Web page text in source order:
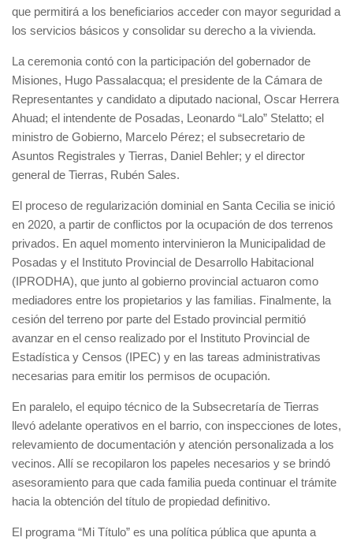
que permitirá a los beneficiarios acceder con mayor seguridad a
los servicios básicos y consolidar su derecho a la vivienda.
La ceremonia contó con la participación del gobernador de
Misiones, Hugo Passalacqua; el presidente de la Cámara de
Representantes y candidato a diputado nacional, Oscar Herrera
Ahuad; el intendente de Posadas, Leonardo “Lalo” Stelatto; el
ministro de Gobierno, Marcelo Pérez; el subsecretario de
Asuntos Registrales y Tierras, Daniel Behler; y el director
general de Tierras, Rubén Sales.
El proceso de regularización dominial en Santa Cecilia se inició
en 2020, a partir de conflictos por la ocupación de dos terrenos
privados. En aquel momento intervinieron la Municipalidad de
Posadas y el Instituto Provincial de Desarrollo Habitacional
(IPRODHA), que junto al gobierno provincial actuaron como
mediadores entre los propietarios y las familias. Finalmente, la
cesión del terreno por parte del Estado provincial permitió
avanzar en el censo realizado por el Instituto Provincial de
Estadística y Censos (IPEC) y en las tareas administrativas
necesarias para emitir los permisos de ocupación.
En paralelo, el equipo técnico de la Subsecretaría de Tierras
llevó adelante operativos en el barrio, con inspecciones de lotes,
relevamiento de documentación y atención personalizada a los
vecinos. Allí se recopilaron los papeles necesarios y se brindó
asesoramiento para que cada familia pueda continuar el trámite
hacia la obtención del título de propiedad definitivo.
El programa “Mi Título” es una política pública que apunta a